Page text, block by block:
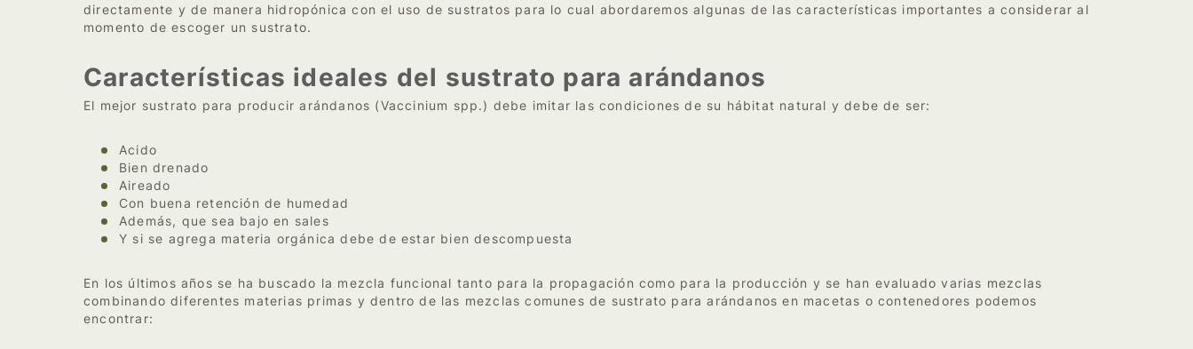
directamente y de manera hidropónica con el uso de sustratos para lo cual abordaremos algunas de las características importantes a considerar al
momento de escoger un sustrato.
Características ideales del sustrato para arándanos
El mejor sustrato para producir arándanos (Vaccinium spp.) debe imitar las condiciones de su hábitat natural y debe de ser:
Acido
Bien drenado
Aireado
Con buena retención de humedad
Además, que sea bajo en sales
Y si se agrega materia orgánica debe de estar bien descompuesta
En los últimos años se ha buscado la mezcla funcional tanto para la propagación como para la producción y se han evaluado varias mezclas
combinando diferentes materias primas y dentro de las mezclas comunes de sustrato para arándanos en macetas o contenedores podemos
encontrar: